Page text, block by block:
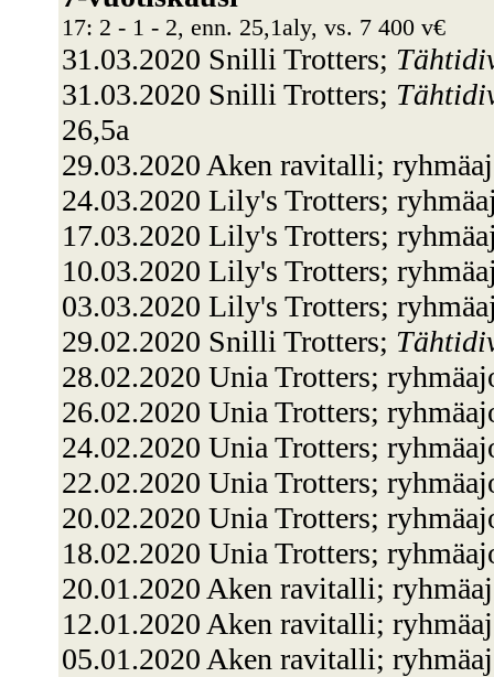
17: 2 - 1 - 2, enn. 25,1aly, vs. 7 400 v€
31.03.2020 Snilli Trotters;
31.03.2020 Snilli Trotters;
26,5a
29.03.2020 Aken ravitalli;
24.03.2020 Lily's Trotters;
17.03.2020 Lily's Trotters;
10.03.2020 Lily's Trotters;
03.03.2020 Lily's Trotters;
29.02.2020 Snilli Trotters;
28.02.2020 Unia Trotters;
26.02.2020 Unia Trotters;
24.02.2020 Unia Trotters;
22.02.2020 Unia Trotters;
20.02.2020 Unia Trotters;
18.02.2020 Unia Trotters;
20.01.2020 Aken ravitalli;
12.01.2020 Aken ravitalli;
05.01.2020 Aken ravitalli;